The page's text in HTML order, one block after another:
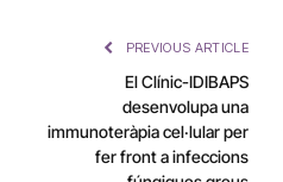
PREVIOUS ARTICLE
El Clínic-IDIBAPS
desenvolupa una
immunoteràpia cel·lular per
fer front a infeccions